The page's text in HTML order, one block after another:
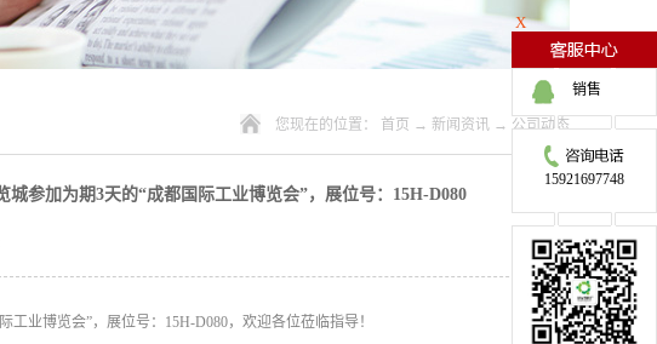
您现在的位置： 首页 → 新闻资讯 → 公司动态
参加为期3天的“成都国际工业博览会”，展位号：15H-D080
业博览会”，展位号：15H-D080，欢迎各位莅临指导！
X
销售
15921697748